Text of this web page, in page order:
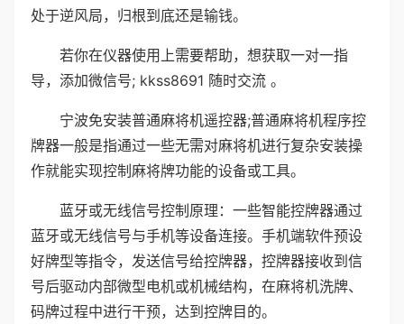
处于逆风局，归根到底还是输钱。
若你在仪器使用上需要帮助，想获取一对一指
导，添加微信号; kkss8691 随时交流 。
宁波免安装普通麻将机遥控器;普通麻将机程序控
牌器一般是指通过一些无需对麻将机进行复杂安装操
作就能实现控制麻将牌功能的设备或工具。
蓝牙或无线信号控制原理：一些智能控牌器通过
蓝牙或无线信号与手机等设备连接。手机端软件预设
好牌型等指令，发送信号给控牌器，控牌器接收到信
号后驱动内部微型电机或机械结构，在麻将机洗牌、
码牌过程中进行干预，达到控牌目的。